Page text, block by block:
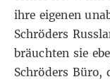
ihre eigenen
Schröders
bräuchten sie
Schröders